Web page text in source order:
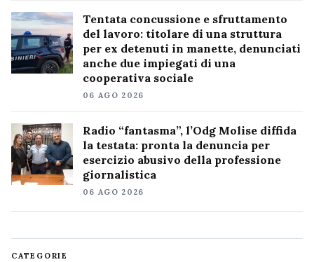
Tentata concussione e sfruttamento
del lavoro: titolare di una struttura
per ex detenuti in manette, denunciati
anche due impiegati di una
cooperativa sociale
06 AGO 2026
Radio “fantasma”, l’Odg Molise diffida
la testata: pronta la denuncia per
esercizio abusivo della professione
giornalistica
06 AGO 2026
CATEGORIE